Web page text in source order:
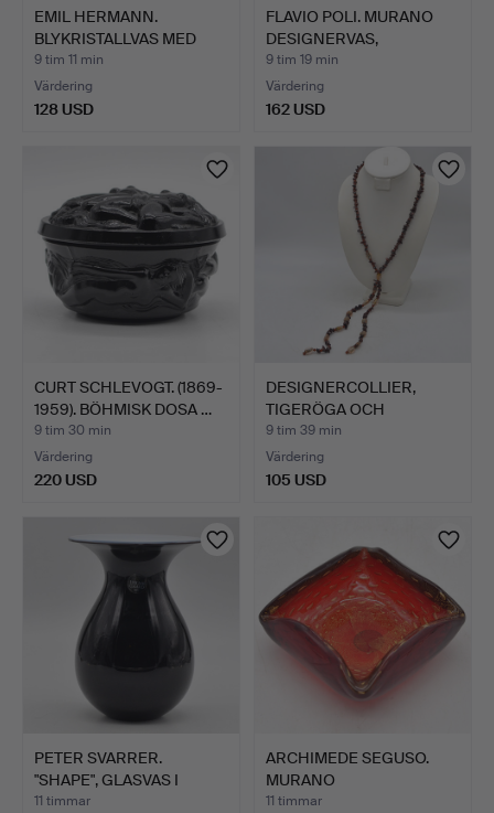
EMIL HERMANN.
BLYKRISTALLVAS MED
KANT I 80…
9 tim 11 min
Värdering
128 USD
FLAVIO POLI. MURANO
DESIGNERVAS,
STUDIOGLA…
9 tim 19 min
Värdering
162 USD
CURT SCHLEVOGT. (1869-
1959). BÖHMISK DOSA …
9 tim 30 min
Värdering
220 USD
DESIGNERCOLLIER,
TIGERÖGA OCH
MURANO-GLASP…
9 tim 39 min
Värdering
105 USD
PETER SVARRER.
"SHAPE", GLASVAS I
SVART OC…
11 timmar
ARCHIMEDE SEGUSO.
MURANO
DESIGNERSKÅL, STU…
11 timmar